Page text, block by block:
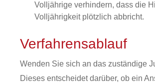
Volljährige verhindern, dass die
Volljährigkeit plötzlich abbricht.
Verfahrensablauf
Wenden Sie sich an das zuständige
Dieses entscheidet darüber, ob ein